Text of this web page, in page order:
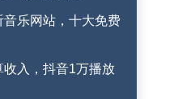
乐网站，十大免费
入，抖音1万播放